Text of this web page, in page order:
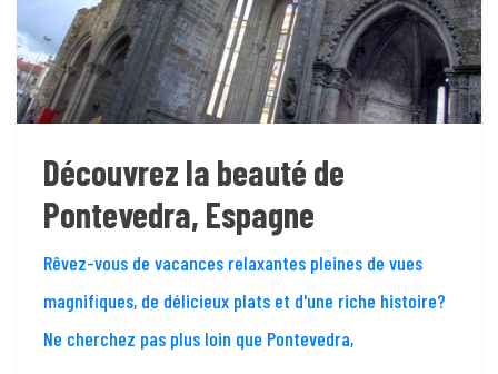
Découvrez la beauté de
Pontevedra, Espagne
Rêvez-vous de vacances relaxantes pleines de vues
magnifiques, de délicieux plats et d'une riche histoire?
Ne cherchez pas plus loin que Pontevedra,